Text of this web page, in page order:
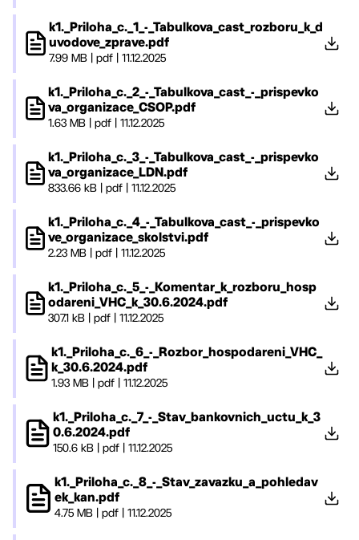
k1._Priloha_c._1_-_Tabulkova_cast_rozboru_k_d
uvodove_zprave.pdf
7.99 MB |pdf |11.12.2025
k1._Priloha_c._2_-_Tabulkova_cast_-_prispevko
va_organizace_CSOP.pdf
1.63 MB pdf 11.12.2025
k1._Priloha_c._3_-_Tabulkova_cast_-_prispevko
va_organizace_LDN.pdf
833.66 kB |pdf |11.12.2025
k1._Priloha_c._4_-_Tabulkova_cast_-_prispevko
ve_organizace_skolstvi.pdf
2.23 MB pdf 11.12.2025
k1._Priloha_c._5_-_Komentar_k_rozboru_hosp
odareni_VHC_k_30.6.2024.pdf
307.1 kB pdf 11.12.2025
k1._Priloha_c._6_-_Rozbor_hospodareni_VHC_
k_30.6.2024.pdf
1.93 MB| pdf| 11.12.2025
k1._Priloha_c._7_-_Stav_bankovnich_uctu_k_3
0.6.2024.pdf
150.6 kB| pdf| 11.12.2025
k1._Priloha_c._8_-_Stav_zavazku_a_pohledav
ek_kan.pdf
4.75 MB| pdf| 11.12.2025